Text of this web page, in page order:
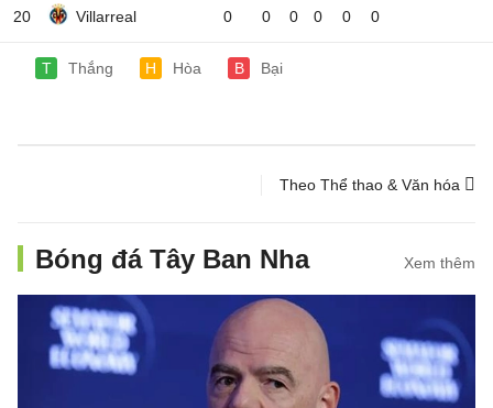
20 Villarreal 0 0 0 0 0 0
T Thắng H Hòa B Bại
Theo Thể thao & Văn hóa
Bóng đá Tây Ban Nha Xem thêm